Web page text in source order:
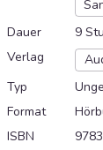
Dauer
9
Verlag
Typ
Format
ISBN